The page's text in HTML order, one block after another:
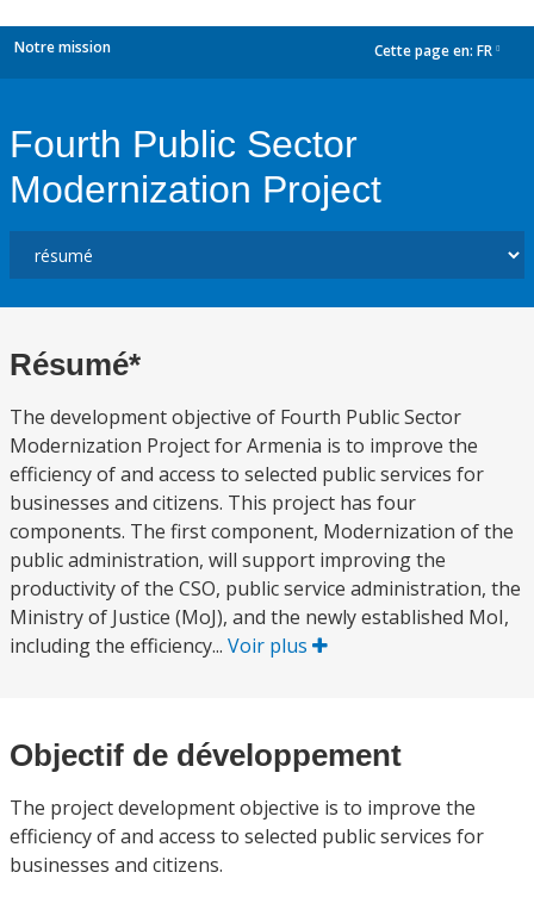
Notre mission Cette page en: FR
Fourth Public Sector
Modernization Project
Résumé*
The development objective of Fourth Public Sector
Modernization Project for Armenia is to improve the
efficiency of and access to selected public services for
businesses and citizens. This project has four
components. The first component, Modernization of the
public administration, will support improving the
productivity of the CSO, public service administration, the
Ministry of Justice (MoJ), and the newly established MoI,
including the efficiency... Voir plus
Objectif de développement
The project development objective is to improve the
efficiency of and access to selected public services for
businesses and citizens.